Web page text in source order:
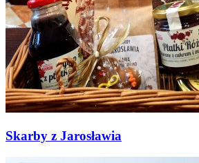
Skarby z Jarosławia